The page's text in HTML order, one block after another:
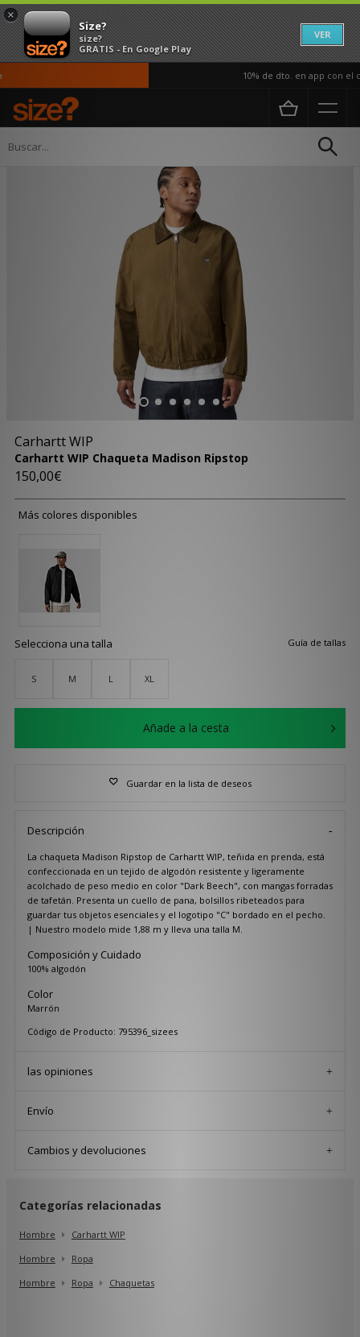
×
Size?
size?
GRATIS - En Google Play
VER
10% de dto. en app con el
Página principal
Carhartt WIP
Carhartt WIP Chaqueta Madison Ripstop
150,00€
Más colores disponibles
Guía de tallas
Selecciona una talla
S M L XL
Añade a la cesta
Guardar en la lista de deseos
Descripción
La chaqueta Madison Ripstop de Carhartt WIP, teñida en prenda, está
confeccionada en un tejido de algodón resistente y ligeramente
acolchado de peso medio en color "Dark Beech", con mangas forradas
de tafetán. Presenta un cuello de pana, bolsillos ribeteados para
guardar tus objetos esenciales y el logotipo "C" bordado en el pecho.
| Nuestro modelo mide 1,88 m y lleva una talla M.
Composición y Cuidado
100% algodón
Color
Marrón
Código de Producto: 795396_sizees
las opiniones
Envío
Cambios y devoluciones
Categorías relacionadas
Hombre
Carhartt WIP
Hombre
Ropa
Hombre
Ropa Chaquetas